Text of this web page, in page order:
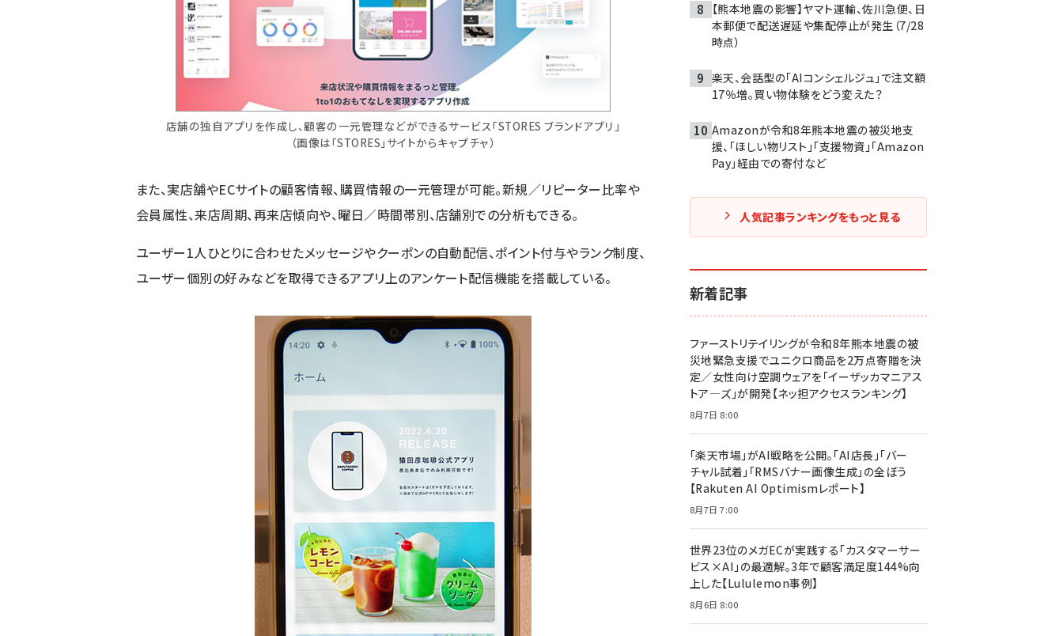
店舗の独自アプリを作成し、顧客の一元管理などができるサービス「STORES ブランドアプリ」
（画像は「STORES」サイトからキャプチャ）
また、実店舗やECサイトの顧客情報、購買情報の一元管理が可能。新規／リピーター比率や
会員属性、来店周期、再来店傾向や、曜日／時間帯別、店舗別での分析もできる。
ユーザー1人ひとりに合わせたメッセージやクーポンの自動配信、ポイント付与やランク制度、
ユーザー個別の好みなどを取得できるアプリ上のアンケート配信機能を搭載している。
【熊本地震の影響】ヤマト運輸、佐川急便、日
本郵便で配送遅延や集配停止が発生（7/28
時点）
楽天、会話型の「AIコンシェルジュ」で注文額
17％増。買い物体験をどう変えた？
Amazonが令和8年熊本地震の被災地支
援、「ほしい物リスト」「支援物資」「Amazon
Pay」経由での寄付など
人気記事ランキングをもっと見る
新着記事
ファーストリテイリングが令和8年熊本地震の被
災地緊急支援でユニクロ商品を2万点寄贈を決
定／女性向け空調ウェアを「イーザッカマニアス
トア―ズ」が開発【ネッ担アクセスランキング】
8月7日 8:00
「楽天市場」がAI戦略を公開。「AI店長」「バー
チャル試着」「RMSバナー画像生成」の全ぼう
【Rakuten AI Optimismレポート】
8月7日 7:00
世界23位のメガECが実践する「カスタマーサー
ビス×AI」の最適解。3年で顧客満足度144%向
上した【Lululemon事例】
8月6日 8:00